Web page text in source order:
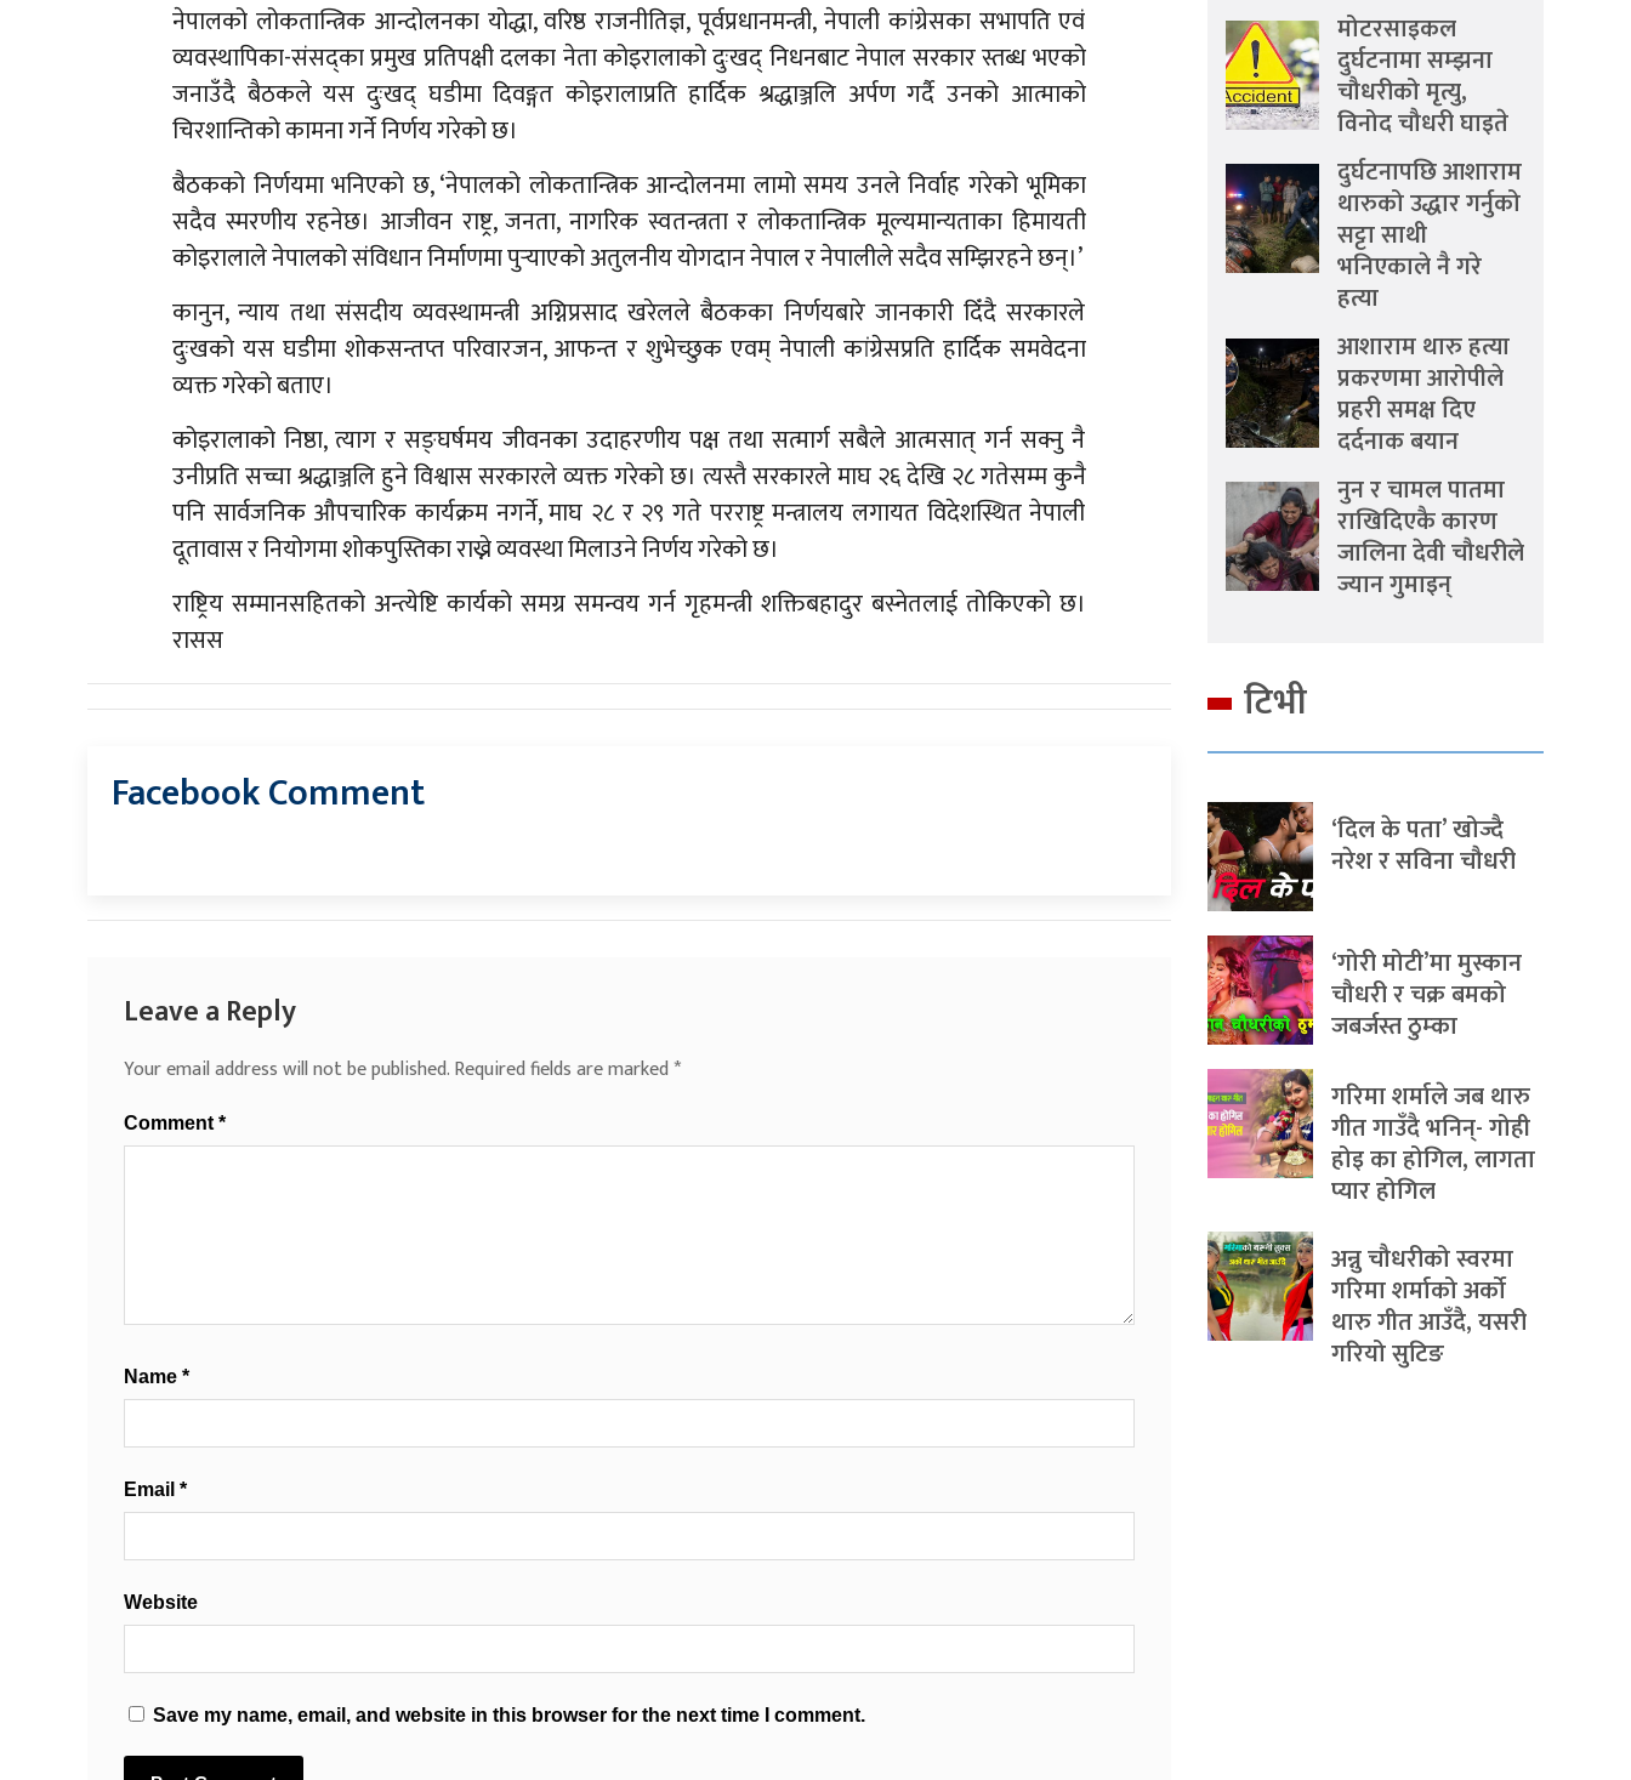
नेपालको लोकतान्त्रिक आन्दोलनका योद्धा, वरिष्ठ राजनीतिज्ञ, पूर्वप्रधानमन्त्री, नेपाली कांग्रेसका सभापति एवं
व्यवस्थापिका-संसद्का प्रमुख प्रतिपक्षी दलका नेता कोइरालाको दुःखद् निधनबाट नेपाल सरकार स्तब्ध भएको
जनाउँदै बैठकले यस दुःखद् घडीमा दिवङ्गत कोइरालाप्रति हार्दिक श्रद्धाञ्जलि अर्पण गर्दै उनको आत्माको
चिरशान्तिको कामना गर्ने निर्णय गरेको छ।
बैठकको निर्णयमा भनिएको छ, ‘नेपालको लोकतान्त्रिक आन्दोलनमा लामो समय उनले निर्वाह गरेको भूमिका
सदैव स्मरणीय रहनेछ। आजीवन राष्ट्र, जनता, नागरिक स्वतन्त्रता र लोकतान्त्रिक मूल्यमान्यताका हिमायती
कोइरालाले नेपालको संविधान निर्माणमा पुर्‍याएको अतुलनीय योगदान नेपाल र नेपालीले सदैव सम्झिरहने छन्।’
कानुन, न्याय तथा संसदीय व्यवस्थामन्त्री अग्निप्रसाद खरेलले बैठकका निर्णयबारे जानकारी दिँदै सरकारले
दुःखको यस घडीमा शोकसन्तप्त परिवारजन, आफन्त र शुभेच्छुक एवम् नेपाली कांग्रेसप्रति हार्दिक समवेदना
व्यक्त गरेको बताए।
कोइरालाको निष्ठा, त्याग र सङ्घर्षमय जीवनका उदाहरणीय पक्ष तथा सत्मार्ग सबैले आत्मसात् गर्न सक्नु नै
उनीप्रति सच्चा श्रद्धाञ्जलि हुने विश्वास सरकारले व्यक्त गरेको छ। त्यस्तै सरकारले माघ २६ देखि २८ गतेसम्म कुनै
पनि सार्वजनिक औपचारिक कार्यक्रम नगर्ने, माघ २८ र २९ गते परराष्ट्र मन्त्रालय लगायत विदेशस्थित नेपाली
दूतावास र नियोगमा शोकपुस्तिका राख्ने व्यवस्था मिलाउने निर्णय गरेको छ।
राष्ट्रिय सम्मानसहितको अन्त्येष्टि कार्यको समग्र समन्वय गर्न गृहमन्त्री शक्तिबहादुर बस्नेतलाई तोकिएको छ।
रासस
Facebook Comment
Leave a Reply
Your email address will not be published.Required fields are marked*
Comment *
Name *
Email *
Website
Save my name, email, and website in this browser for the next time I comment.
मोटरसाइकल
दुर्घटनामा सम्झना
चौधरीको मृत्यु,
विनोद चौधरी घाइते
दुर्घटनापछि आशाराम
थारुको उद्धार गर्नुको
सट्टा साथी
भनिएकाले नै गरे
हत्या
आशाराम थारु हत्या
प्रकरणमा आरोपीले
प्रहरी समक्ष दिए
दर्दनाक बयान
नुन र चामल पातमा
राखिदिएकै कारण
जालिना देवी चौधरीले
ज्यान गुमाइन्
टिभी
‘दिल के पता’ खोज्दै
नरेश र सविना चौधरी
‘गोरी मोटी’मा मुस्कान
चौधरी र चक्र बमको
जबर्जस्त ठुम्का
गरिमा शर्माले जब थारु
गीत गाउँदै भनिन्- गोही
होइ का होगिल, लागता
प्यार होगिल
अन्नु चौधरीको स्वरमा
गरिमा शर्माको अर्को
थारु गीत आउँदै, यसरी
गरियो सुटिङ